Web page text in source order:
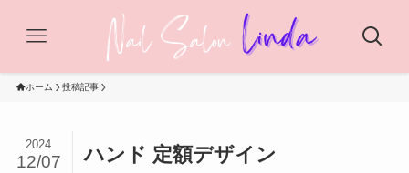
ホーム 投稿記事
ハンド 定額デザイン
2024
12/07